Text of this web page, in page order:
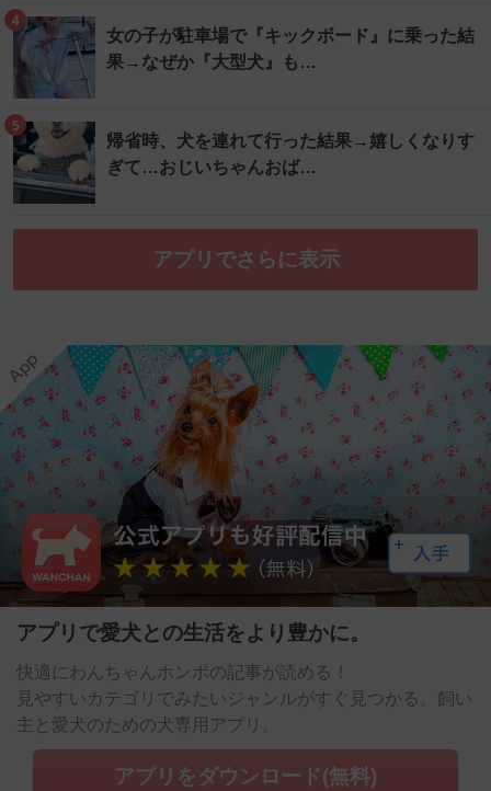
4
女の子が駐車場で『キックボード』に乗った結
果→なぜか『大型犬』も…
5
帰省時、犬を連れて行った結果→嬉しくなりす
ぎて…おじいちゃんおば…
アプリでさらに表示
アプリで愛犬との生活をより豊かに。
快適にわんちゃんホンポの記事が読める！
見やすいカテゴリでみたいジャンルがすぐ見つかる。飼い
主と愛犬のための犬専用アプリ。
アプリをダウンロード(無料)